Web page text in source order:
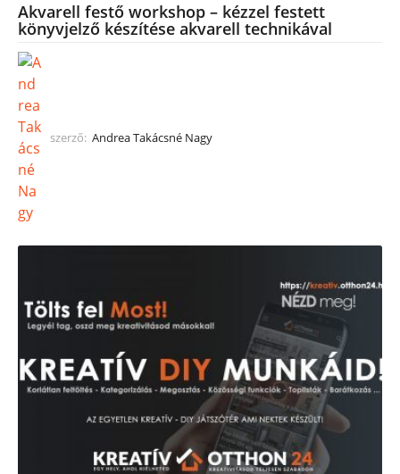
Akvarell festő workshop – kézzel festett
könyvjelző készítése akvarell technikával
szerző: Andrea Takácsné Nagy